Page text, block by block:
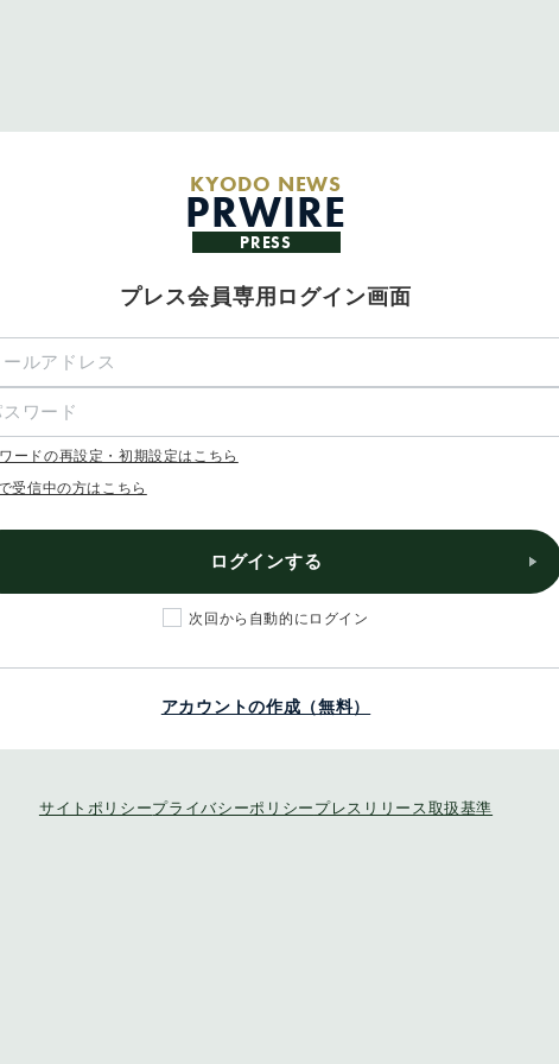
KYODO NEWS
PRWIRE
PRESS
プレス会員専用ログイン画面
ードの再設定・初期設定はこちら
受信中の方はこちら
ログインする
次回から自動的にログイン
アカウントの作成（無料）
サイトポリシープライバシーポリシー プレスリリース取扱基準